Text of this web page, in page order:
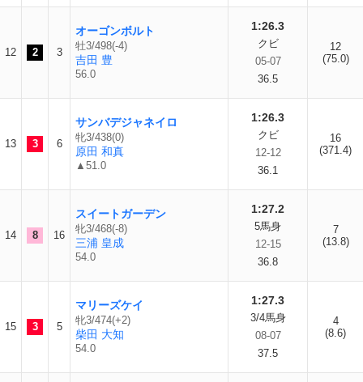
12 2 3
オーゴンボルト
牡3/498(-4)
吉田 豊
56.0
1:26.3
クビ
05-07
36.5
12
(75.0)
13 3 6
サンバデジャネイロ
牝3/438(0)
原田 和真
▲51.0
1:26.3
クビ
12-12
36.1
16
(371.4)
14 8 16
スイートガーデン
牝3/468(-8)
三浦 皇成
54.0
1:27.2
5馬身
12-15
36.8
7
(13.8)
15 3 5
マリーズケイ
牝3/474(+2)
柴田 大知
54.0
1:27.3
3/4馬身
08-07
37.5
4
(8.6)